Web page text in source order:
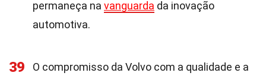
permaneça na vanguarda da inovação
automotiva.
39
O compromisso da Volvo com a qualidade e a